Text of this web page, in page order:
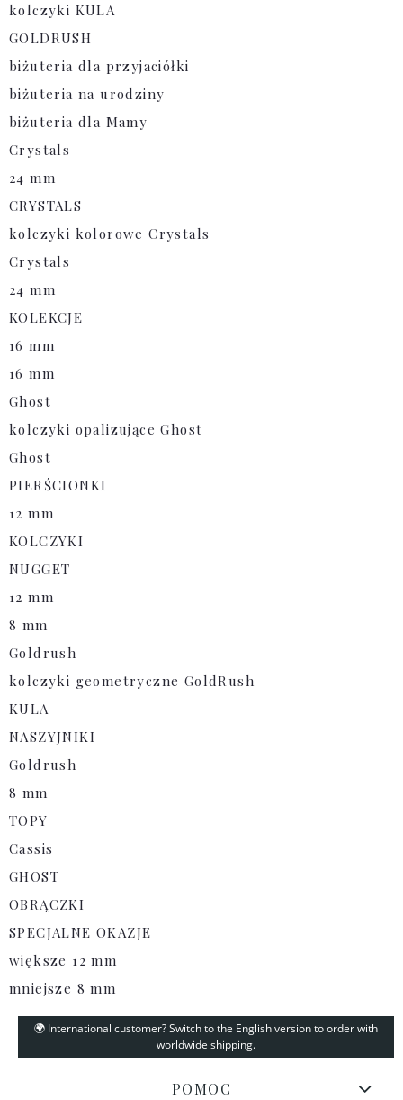
kolczyki KULA
GOLDRUSH
biżuteria dla przyjaciółki
biżuteria na urodziny
biżuteria dla Mamy
Crystals
24 mm
CRYSTALS
kolczyki kolorowe Crystals
Crystals
24 mm
KOLEKCJE
16 mm
16 mm
Ghost
kolczyki opalizujące Ghost
Ghost
PIERŚCIONKI
12 mm
KOLCZYKI
NUGGET
12 mm
8 mm
Goldrush
kolczyki geometryczne GoldRush
KULA
NASZYJNIKI
Goldrush
8 mm
TOPY
Cassis
GHOST
OBRĄCZKI
SPECJALNE OKAZJE
większe 12 mm
mniejsze 8 mm
🌍 International customer? Switch to the English version to order with
worldwide shipping.
POMOC